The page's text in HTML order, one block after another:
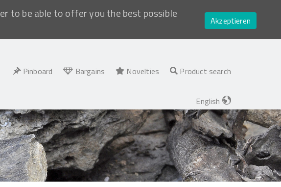
to be able to offer you the best possible
Akzeptieren
Pinboard Bargains Novelties Product search
English